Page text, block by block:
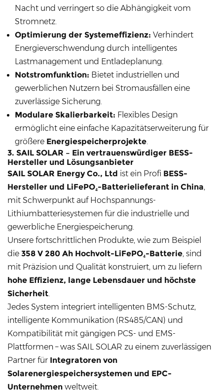
Nacht und verringert so die Abhängigkeit vom
Stromnetz.
Optimierung der Systemeffizienz: Verhindert
Energieverschwendung durch intelligentes
Lastmanagement und Entladeplanung.
Notstromfunktion: Bietet industriellen und
gewerblichen Nutzern bei Stromausfällen eine
zuverlässige Sicherung.
Modulare Skalierbarkeit: Flexibles Design
ermöglicht eine einfache Kapazitätserweiterung für
größere Energiespeicherprojekte.
3. SAIL SOLAR – Ein vertrauenswürdiger BESS-
Hersteller und Lösungsanbieter
SAIL SOLAR Energy Co., Ltd ist ein Profi BESS-
Hersteller und LiFePO₄-Batterielieferant in China,
mit Schwerpunkt auf Hochspannungs-
Lithiumbatteriesystemen für die industrielle und
gewerbliche Energiespeicherung.
Unsere fortschrittlichen Produkte, wie zum Beispiel
die 358 V 280 Ah Hochvolt-LiFePO₄-Batterie, sind
mit Präzision und Qualität konstruiert, um zu liefern
hohe Effizienz, lange Lebensdauer und höchste
Sicherheit.
Jedes System integriert intelligenten BMS-Schutz,
intelligente Kommunikation (RS485/CAN) und
Kompatibilität mit gängigen PCS- und EMS-
Plattformen – was SAIL SOLAR zu einem zuverlässigen
Partner für Integratoren von
Solarenergiespeichersystemen und EPC-
Unternehmen weltweit.